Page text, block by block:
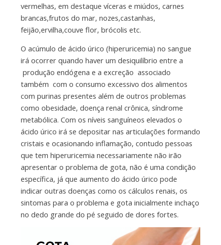
vermelhas, em destaque víceras e miúdos, carnes
brancas,frutos do mar, nozes,castanhas,
feijão,ervilha,couve flor, brócolis etc.
O acúmulo de ácido úrico (hiperuricemia) no sangue
irá ocorrer quando haver um desiquilíbrio entre a
produção endógena e a excreção associado
também com o consumo excessivo dos alimentos
com purinas presentes além de outros problemas
como obesidade, doença renal crônica, síndrome
metabólica. Com os níveis sanguíneos elevados o
ácido úrico irá se depositar nas articulações formando
cristais e ocasionando inflamação, contudo pessoas
que tem hiperuricemia necessariamente não irão
apresentar o problema de gota, não é uma condição
específica, já que aumento do ácido úrico pode
indicar outras doenças como os cálculos renais, os
sintomas para o problema e gota inicialmente inchaço
no dedo grande do pé seguido de dores fortes.